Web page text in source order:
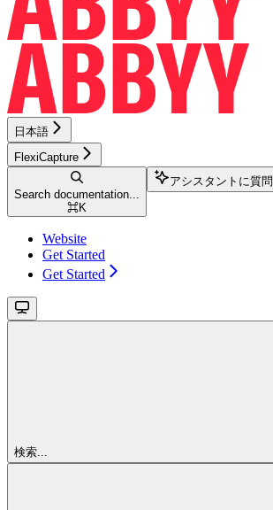
日本語
FlexiCapture
Search documentation...
⌘K
アシスタントに質問
Website
Get Started
Get Started
検索...